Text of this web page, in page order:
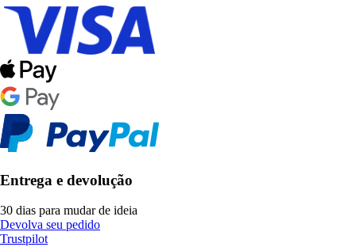
Entrega e devolução
30 dias para mudar de ideia
Devolva seu pedido
Trustpilot